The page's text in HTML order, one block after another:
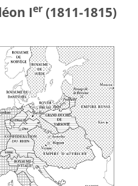
Ier (1811-1815)